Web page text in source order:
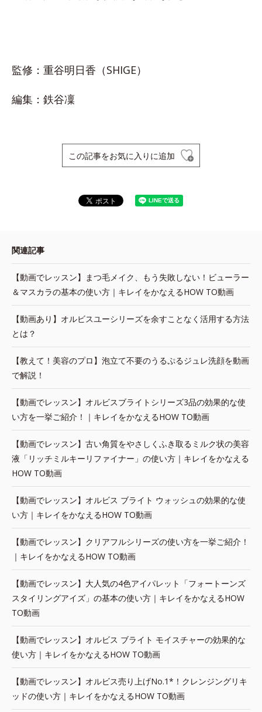
監修：重谷明日香（SHIGE）
編集：鉄谷凜
この記事をお気に入りに追加
関連記事
【動画でレッスン】まつ毛メイク、もう失敗しない！ビューラー
＆マスカラの基本の使い方｜キレイをかなえるHOW TO動画
【動画あり】オルビスユーシリーズを余すことなく活用する方法
とは？
【教えて！美容のプロ】泡立て不要のうるぷるジュレ洗顔を動画
で解説！
【動画でレッスン】オルビスブライトシリーズ3品の効果的な使
い方を一挙ご紹介！｜キレイをかなえるHOW TO動画
【動画でレッスン】古い角質をやさしくふき取るミルク状の美容
液「リッチミルキーリファイナー」の使い方｜キレイをかなえる
HOW TO動画
【動画でレッスン】オルビス ブライト ウォッシュの効果的な使
い方｜キレイをかなえるHOW TO動画
【動画でレッスン】クリアフルシリーズの使い方を一挙ご紹介！
｜キレイをかなえるHOW TO動画
【動画でレッスン】大人気の4色アイパレット「フォートーンズ
スタイリングアイズ」の基本の使い方｜キレイをかなえるHOW
TO動画
【動画でレッスン】オルビス ブライト モイスチャーの効果的な
使い方｜キレイをかなえるHOW TO動画
【動画でレッスン】オルビス売り上げNo.1*！クレンジングリキ
ッドの使い方｜キレイをかなえるHOW TO動画